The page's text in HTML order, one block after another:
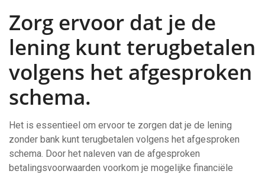
Zorg ervoor dat je de
lening kunt terugbetalen
volgens het afgesproken
schema.
Het is essentieel om ervoor te zorgen dat je de lening
zonder bank kunt terugbetalen volgens het afgesproken
schema. Door het naleven van de afgesproken
betalingsvoorwaarden voorkom je mogelijke financiële